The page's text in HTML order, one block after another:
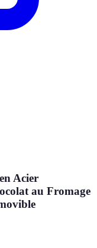
Acier
au Fromage